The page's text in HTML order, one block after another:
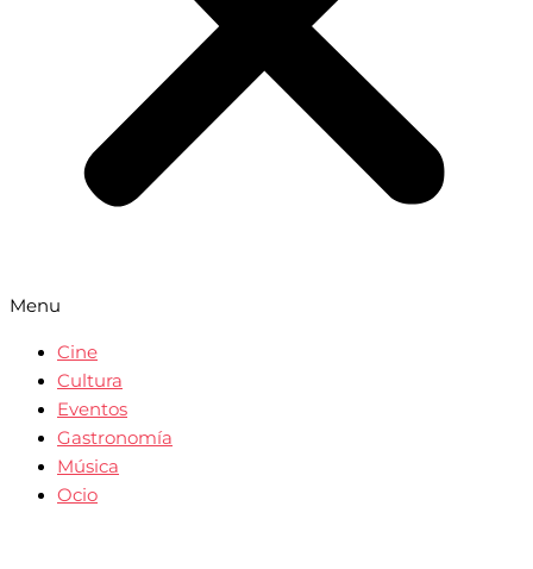
Menu
Cine
Cultura
Eventos
Gastronomía
Música
Ocio